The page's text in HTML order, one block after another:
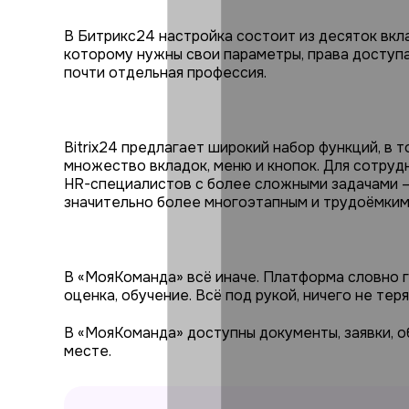
В Битрикс24 настройка состоит из десяток
которому нужны свои параметры, права
почти отдельная профессия.
Bitrix24 предлагает широкий набор функций, в
множество вкладок, меню и кнопок. Для
HR-специалистов с более сложными задачами
значительно более многоэтапным и
В «МояКоманда» всё иначе. Платформа словно
оценка, обучение. Всё под рукой, ничего не
В «МояКоманда» доступны документы, заявки,
месте.